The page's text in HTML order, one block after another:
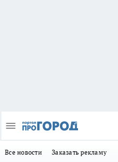
Все новости Заказать рекламу